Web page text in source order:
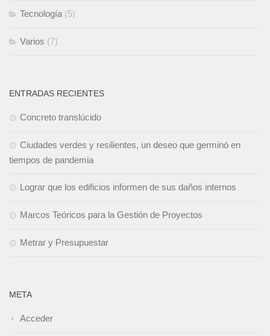
Tecnología (5)
Varios (7)
ENTRADAS RECIENTES
Concreto translúcido
Ciudades verdes y resilientes, un deseo que germinó en
tiempos de pandemia
Lograr que los edificios informen de sus daños internos
Marcos Teóricos para la Gestión de Proyectos
Metrar y Presupuestar
META
Acceder